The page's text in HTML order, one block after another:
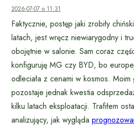
2026-07-07 o 11:31
Faktycznie, postęp jaki zrobiły
latach, jest wręcz niewiarygodny i
obojętnie w salonie. Sam coraz
konfiguruję MG czy BYD, bo
odleciała z cenami w kosmos. Moim
pozostaje jednak kwestia
kilku latach eksploatacji. Trafiłem
analizujący, jak wygląda